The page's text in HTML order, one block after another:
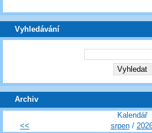
Vyhledávání
Archiv
Kalendář
<<
srpen/